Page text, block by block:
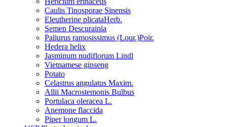
Caulis Tinosporae Sinensis
Eleutherine plicataHerb.
Semen Descurainia
Paliurus ramosissimus (Lour.)Poir.
Hedera helix
Jasminum nudiflorum Lindl
Vietnamese ginseng
Potato
Celastrus angulatus Maxim.
Allii Macrostemonis Bulbus
Portulaca oleracea L.
Anemone flaccida
Piper longum L.